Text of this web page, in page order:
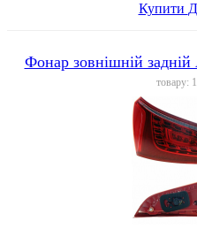
Купити
Фонар зовнішній
товару: